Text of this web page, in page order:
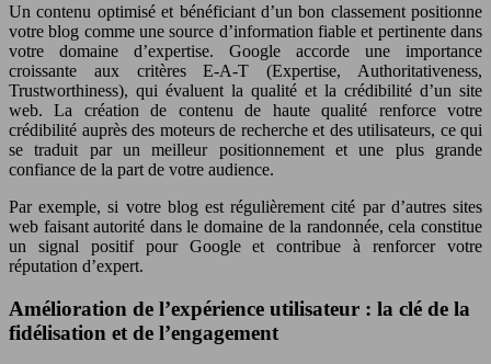
Un contenu optimisé et bénéficiant d’un bon classement positionne
votre blog comme une source d’information fiable et pertinente dans
votre domaine d’expertise. Google accorde une importance
croissante aux critères E-A-T (Expertise, Authoritativeness,
Trustworthiness), qui évaluent la qualité et la crédibilité d’un site
web. La création de contenu de haute qualité renforce votre
crédibilité auprès des moteurs de recherche et des utilisateurs, ce qui
se traduit par un meilleur positionnement et une plus grande
confiance de la part de votre audience.
Par exemple, si votre blog est régulièrement cité par d’autres sites
web faisant autorité dans le domaine de la randonnée, cela constitue
un signal positif pour Google et contribue à renforcer votre
réputation d’expert.
Amélioration de l’expérience utilisateur : la clé de la
fidélisation et de l’engagement